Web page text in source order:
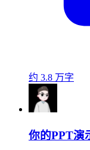
约 3.8 万字
你的PPT演